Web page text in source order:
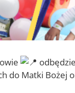
do Matki